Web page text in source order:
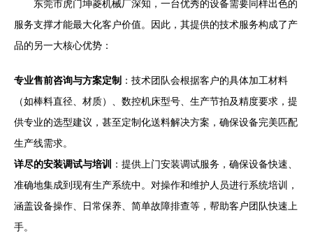
东莞市虎门坤菱机械厂深知，一台优秀的设备需要同样出色的
服务支撑才能最大化客户价值。因此，其提供的技术服务构成了产
品的另一大核心优势：
专业售前咨询与方案定制 ：技术团队会根据客户的具体加工材料
（如棒料直径、材质）、数控机床型号、生产节拍及精度要求，提
供专业的选型建议，甚至定制化送料解决方案，确保设备完美匹配
生产线需求。
详尽的安装调试与培训
：提供上门安装调试服务，确保设备快速、
准确地集成到现有生产系统中。对操作和维护人员进行系统培训，
涵盖设备操作、日常保养、简单故障排查等，帮助客户团队快速上
手。